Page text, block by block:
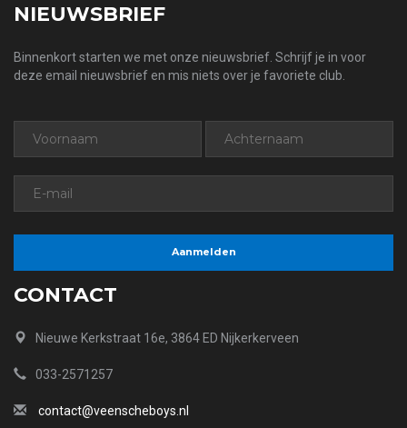
NIEUWSBRIEF
Binnenkort starten we met onze nieuwsbrief. Schrijf je in voor
deze email nieuwsbrief en mis niets over je favoriete club.
CONTACT
Nieuwe Kerkstraat 16e, 3864 ED Nijkerkerveen
033-2571257
contact@veenscheboys.nl